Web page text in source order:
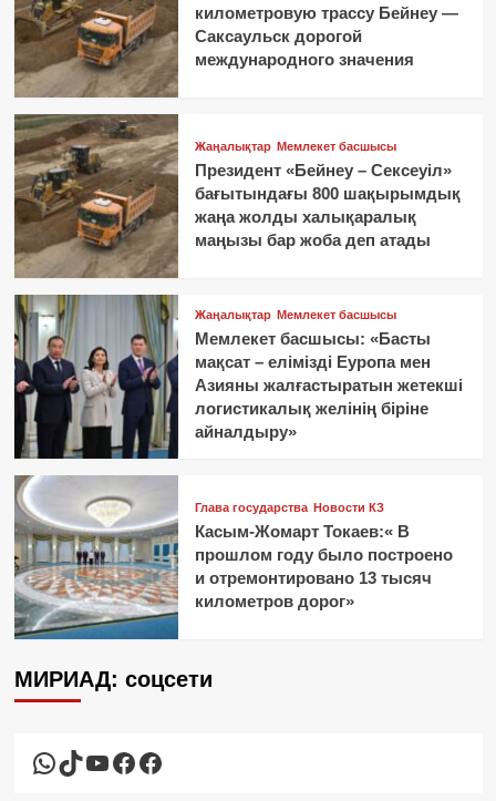
километровую трассу Бейнеу —
Саксаульск дорогой
международного значения
Жаңалықтар Мемлекет басшысы
Президент «Бейнеу – Сексеуіл»
бағытындағы 800 шақырымдық
жаңа жолды халықаралық
маңызы бар жоба деп атады
Жаңалықтар Мемлекет басшысы
Мемлекет басшысы: «Басты
мақсат – елімізді Еуропа мен
Азияны жалғастыратын жетекші
логистикалық желінің біріне
айналдыру»
Глава государства Новости КЗ
Касым-Жомарт Токаев:« В
прошлом году было построено
и отремонтировано 13 тысяч
километров дорог»
МИРИАД: соцсети
WhatsApp
TikTok
YouTube
Facebook
Facebook